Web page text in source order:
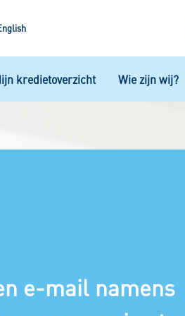
kredietoverzicht Wie zijn wij?
e-mail namens